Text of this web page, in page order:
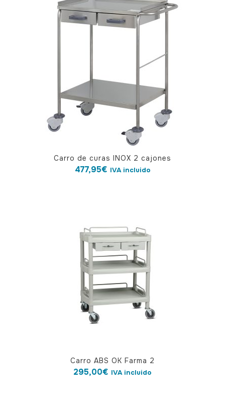
Carro de curas INOX 2 cajones
477,95€ IVA incluido
Carro ABS OK Farma 2
295,00€ IVA incluido